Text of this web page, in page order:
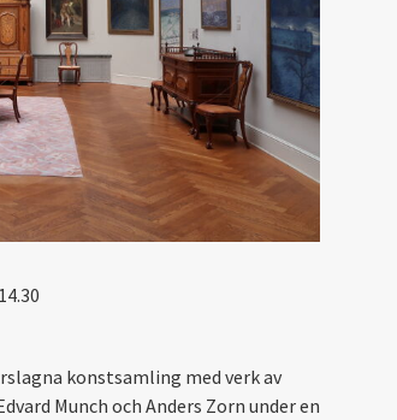
konstsamling med verk av
Munch och Anders Zorn under en